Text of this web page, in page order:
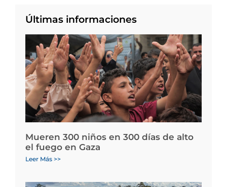
Últimas informaciones
Mueren 300 niños en 300 días de alto
el fuego en Gaza
Leer Más >>